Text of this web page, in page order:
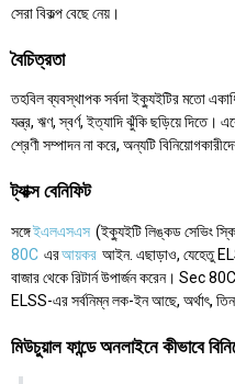
সেরা বিকল্প বেছে নেয়।
বৈচিত্রতা
তহবিল ব্যবস্থাপক সর্বদা ইক্যুইটির মতো
যন্ত্র, ঋণ, স্বর্ণ, ইত্যাদি ঝুঁকি ছড়িয়ে দিতে।
শ্রেণী সম্পাদন না করে, অন্যটি
ট্যাক্স বেনিফিট
সঙ্গেইএলএসএস (ইক্যুইটি লিঙ্কড সেভিং
80C এরআয়কর আইন. এছাড়াও, যেহেতু
বাজার থেকে রিটার্ন উপার্জন করেন। Sec
ELSS-এর সর্বনিম্ন লক-ইন আছে, অর্থাৎ,
মিউচুয়াল ফান্ডে অনলাইনে কীভাবে